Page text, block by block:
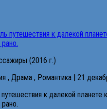
(2016 г.)
, Драма , Романтика | 21
к далекой